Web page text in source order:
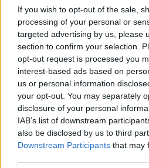
If you wish to opt-out of the sale,
processing of your personal or
targeted advertising by us, please
section to confirm your selection.
opt-out request is processed you
interest-based ads based on
us or personal information
your opt-out. You may separately
disclosure of your personal
IAB’s list of downstream
also be disclosed by us to third
Downstream Participants that may
ΑΝΤΩΝΗΣ ΛΑΜΠΡΟΥ / EUROKINISSI
Προσθέστε το
Τησορόενός άνδρα
μεσημέρι της Τετάρτης
Καρτερού στοΗράκλειο
ενημερώνοντας στη
Αστυνομία.